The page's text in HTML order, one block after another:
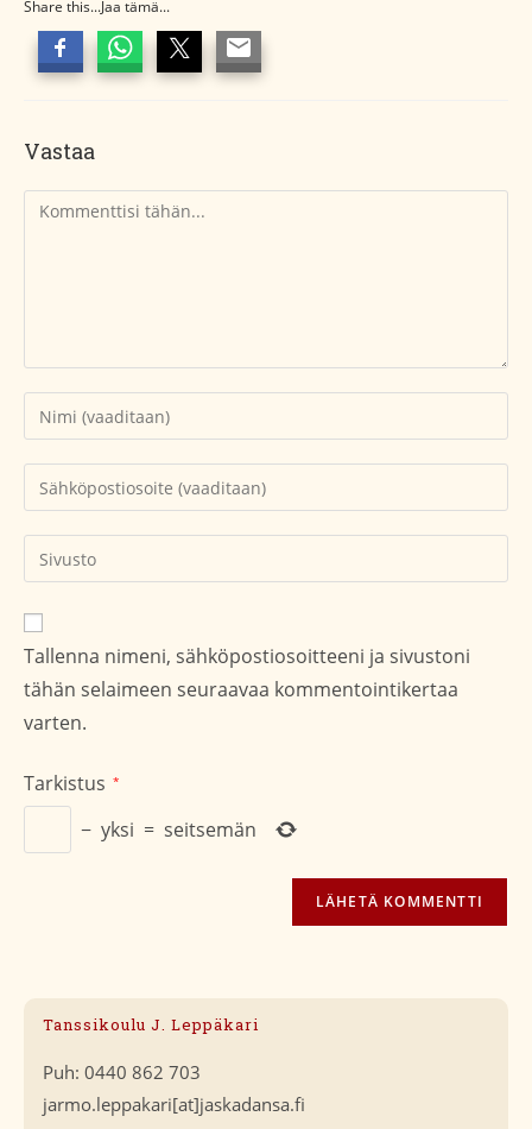
Share this...Jaa tämä...
Vastaa
Kommentti
Kirjoita
nimesi
tai
käyttäjätunnuksesi
Kirjoita
sähköpostiosoitteesi
kommentoidaksesi
Kirjoita
sivustosi
verkko-
osoite/URL
(valinnainen)
Tallenna nimeni, sähköpostiosoitteeni ja sivustoni
tähän selaimeen seuraavaa kommentointikertaa
varten.
Tarkistus *
− yksi = seitsemän
Tanssikoulu J. Leppäkari
Puh: 0440 862 703
jarmo.leppakari[at]jaskadansa.fi